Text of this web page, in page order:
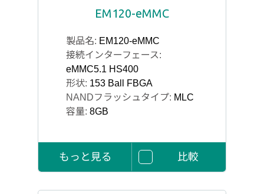
EM120-eMMC
製品名: EM120-eMMC
接続インターフェース:
eMMC5.1 HS400
形状: 153 Ball FBGA
NANDフラッシュタイプ: MLC
容量: 8GB
もっと見る 比較